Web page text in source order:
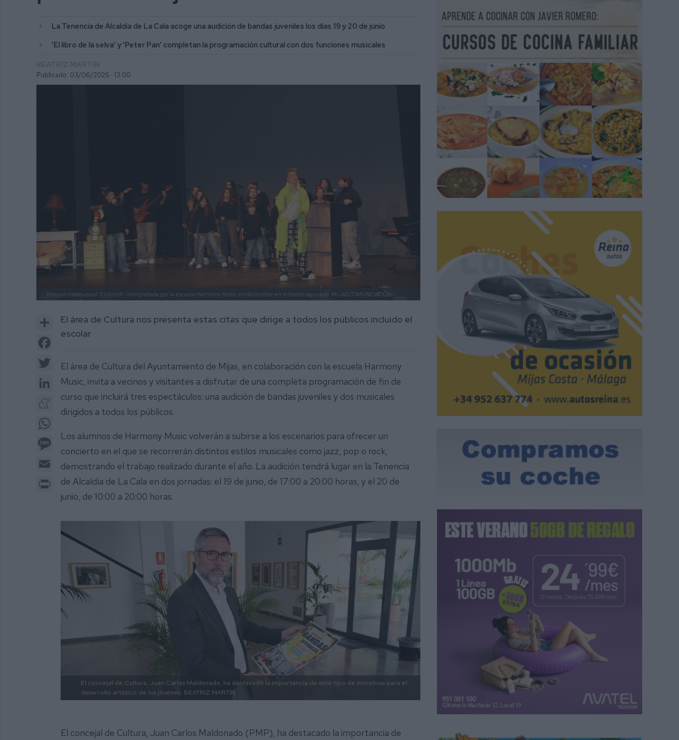
La Tenencia de Alcaldía de La Cala acoge una audición de bandas juveniles los días 19 y 20 de junio
‘El libro de la selva’ y ‘Peter Pan’ completan la programación cultural con dos funciones musicales
Publicado: 03/06/2026 · 13:00
Imagen del musical 'El Grinch' interpretada por la escuela Harmony Music en diciembre en el teatro lagunero. MIJAS COMUNICACIÓN
Share
Facebook
LinkedIn
Meneame
WhatsApp
Message
Print
El área de Cultura nos presenta estas citas que dirige a todos los públicos incluido el
escolar
El área de Cultura del Ayuntamiento de Mijas, en colaboración con la escuela Harmony
Music, invita a vecinos y visitantes a disfrutar de una completa programación de fin de
curso que incluirá tres espectáculos: una audición de bandas juveniles y dos musicales
dirigidos a todos los públicos.
Los alumnos de Harmony Music volverán a subirse a los escenarios para ofrecer un
concierto en el que se recorrerán distintos estilos musicales como jazz, pop o rock,
demostrando el trabajo realizado durante el año. La audición tendrá lugar en la Tenencia
de Alcaldía de La Cala en dos jornadas: el 19 de junio, de 17:00 a 20:00 horas, y el 20 de
junio, de 10:00 a 20:00 horas.
El concejal de Cultura, Juan Carlos Maldonado, ha destacado la importancia de este tipo de iniciativas para el
desarrollo artístico de los jóvenes. BEATRIZ MARTÍN
El concejal de Cultura, Juan Carlos Maldonado (PMP), ha destacado la importancia de